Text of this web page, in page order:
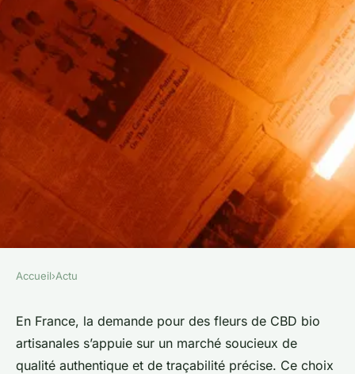
Les meilleures fleurs de cbd
bio en france : choix d'artisan
Accueil›Actu
En France, la demande pour des fleurs de CBD bio
artisanales s’appuie sur un marché soucieux de
qualité authentique et de traçabilité précise. Ce choix